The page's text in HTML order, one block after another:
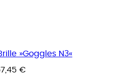
»Goggles N3«
€